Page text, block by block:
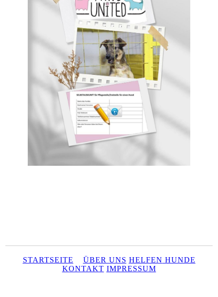
STARTSEITE ÜBER UNS HELFEN HUNDE
KONTAKT IMPRESSUM